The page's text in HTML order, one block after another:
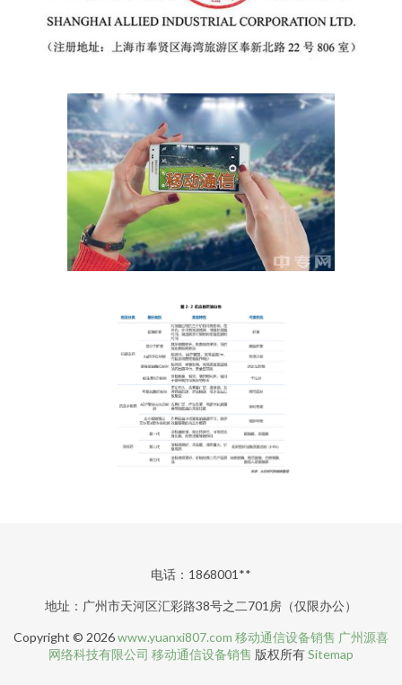
电话：1868001**
地址：广州市天河区汇彩路38号之二701房（仅限办公）
Copyright © 2026www.yuanxi807.com 移动通信设备销售 广州源喜
网络科技有限公司 移动通信设备销售 版权所有Sitemap